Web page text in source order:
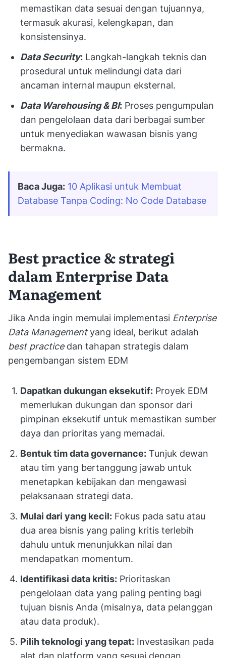
memastikan data sesuai dengan tujuannya,
termasuk akurasi, kelengkapan, dan
konsistensinya.
Data Security: Langkah-langkah teknis dan
prosedural untuk melindungi data dari
ancaman internal maupun eksternal.
Data Warehousing & BI: Proses pengumpulan
dan pengelolaan data dari berbagai sumber
untuk menyediakan wawasan bisnis yang
bermakna.
Baca Juga: 10 Aplikasi untuk Membuat
Database Tanpa Coding: No Code Database
Best practice & strategi
dalam Enterprise Data
Management
Jika Anda ingin memulai implementasi Enterprise
Data Managementyang ideal, berikut adalah
best practicedan tahapan strategis dalam
pengembangan sistem EDM
Dapatkan dukungan eksekutif: Proyek EDM
memerlukan dukungan dan sponsor dari
pimpinan eksekutif untuk memastikan sumber
daya dan prioritas yang memadai.
Bentuk tim data governance: Tunjuk dewan
atau tim yang bertanggung jawab untuk
menetapkan kebijakan dan mengawasi
pelaksanaan strategi data.
Mulai dari yang kecil: Fokus pada satu atau
dua area bisnis yang paling kritis terlebih
dahulu untuk menunjukkan nilai dan
mendapatkan momentum.
Identifikasi data kritis: Prioritaskan
pengelolaan data yang paling penting bagi
tujuan bisnis Anda (misalnya, data pelanggan
atau data produk).
Pilih teknologi yang tepat: Investasikan pada
alat dan platform yang sesuai dengan